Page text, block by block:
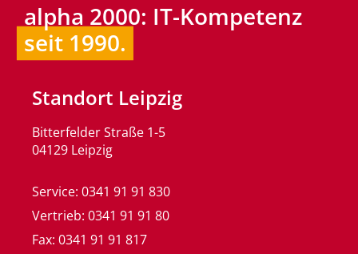
alpha 2000: IT-Kompetenz
seit 1990.
Standort Leipzig
Bitterfelder Straße 1-5
04129 Leipzig
Service: 0341 91 91 830
Vertrieb: 0341 91 91 80
Fax: 0341 91 91 817